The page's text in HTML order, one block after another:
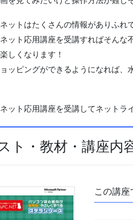
ットはたくさんの情報がありふれ
ット応用講座を受講すればそんな
しくなります！
ッピングができるようになれば、
ット応用講座を受講してネットラ
ト・教材・講座内
この講